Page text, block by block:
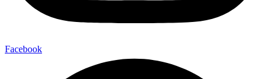
Facebook